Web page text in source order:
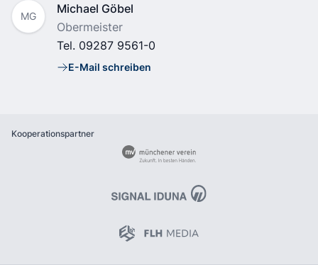
MG
Name
Michael Göbel
Position
Obermeister
Tel. 09287 9561-0
E-Mail
E-Mail schreiben
Kooperationspartner